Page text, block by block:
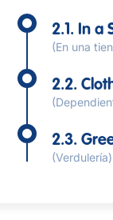
2.1. In a
(En una
2.2.
2.3.
(Verdulería)